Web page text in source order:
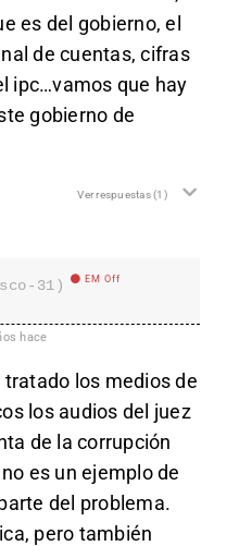
es del gobierno, el
de cuentas, cifras
ipc…vamos que hay
gobierno de
Ver respuestas(1)
31) EM Off
hace
los medios de
los audios del juez
de la corrupción
es un ejemplo de
del problema.
pero también